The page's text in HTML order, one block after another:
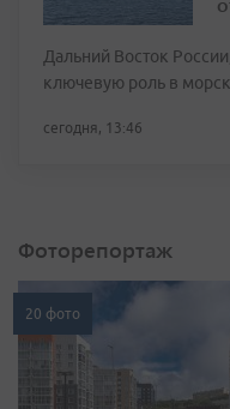
Дальний Восток
ключевую роль в
сегодня, 13:46
Фоторепортаж
20 фото